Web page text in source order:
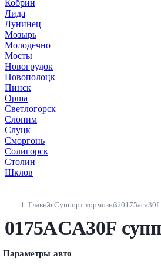
Кобрин
Лида
Лунинец
Мозырь
Молодечно
Мосты
Новогрудок
Новополоцк
Пинск
Орша
Светлогорск
Слоним
Слуцк
Сморгонь
Солигорск
Столин
Шклов
ГлавнаяСуппорт тормозной0175aca30f
0175ACA30F
Параметры авто